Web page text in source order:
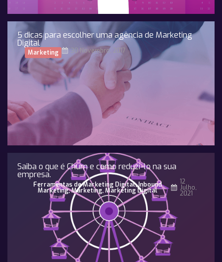
5 dicas para escolher uma agência de Marketing
Digital
Marketing 30 Novembro, 2017
Saiba o que é Churn e como reduzi-lo na sua
empresa.
Ferramentas de Marketing Digital,Inbound
Marketing,Marketing,Marketing Digital
12
Julho,
2021